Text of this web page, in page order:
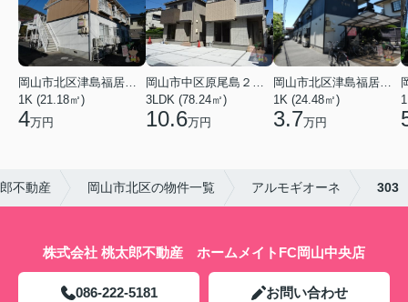
岡山市北区津島福居１丁目
1K (21.18㎡)
4万円
岡山市中区原尾島２丁目
3LDK (78.24㎡)
10.6万円
岡山市北区津島福居１丁目
1K (24.48㎡)
3.7万円
不動産 岡山市北区の物件一覧 アルモギオーネ 303
株式会社 桃太郎不動産 ホームメイトFC岡山中央店
086-222-5181 お問い合わせ